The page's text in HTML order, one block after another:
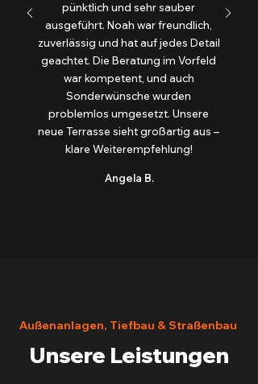
pünktlich und sehr sauber
ausgeführt. Noah war freundlich,
zuverlässig und hat auf jedes Detail
geachtet. Die Beratung im Vorfeld
war kompetent, und auch
Sonderwünsche wurden
problemlos umgesetzt. Unsere
neue Terrasse sieht großartig aus –
klare Weiterempfehlung!
Angela B.
Außenanlagen, Tiefbau & Straßenbau
Unsere Leistungen